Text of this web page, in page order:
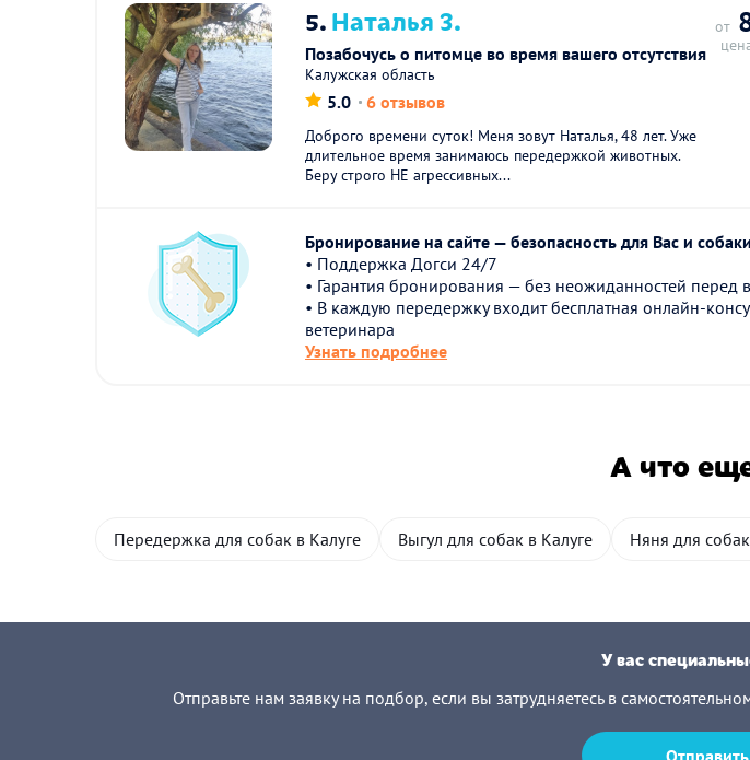
5.Наталья З.
Позабочусь о питомце во время вашего отсутствия
Калужская область
5.0 6 отзывов
Доброго времени суток! Меня зовут Наталья, 48 лет. Уже
длительное время занимаюсь передержкой животных.
Беру строго НЕ агрессивных...
от
Бронирование на сайте — безопасность для Вас и
• Поддержка Догси 24/7
• Гарантия бронирования — без неожиданностей перед
• В каждую передержку входит бесплатная онлайн-
ветеринара
Узнать подробнее
А что
Передержка для собак в Калуге Выгул для собак в Калуге Няня для
У вас
Отправьте нам заявку на подбор, если вы затрудняетесь в